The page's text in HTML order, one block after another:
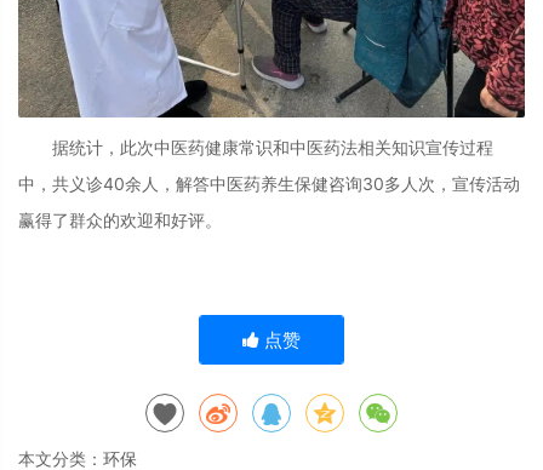
据统计，此次中医药健康常识和中医药法相关知识宣传过程
中，共义诊40余人，解答中医药养生保健咨询30多人次，宣传活动
赢得了群众的欢迎和好评。
点赞
本文分类： 环保